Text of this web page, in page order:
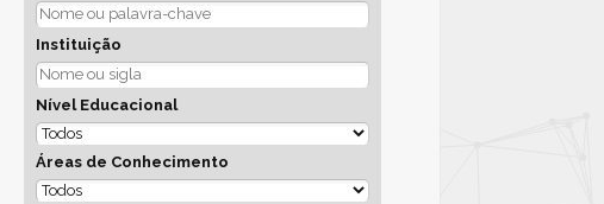
Instituição
Nível Educacional
Áreas de Conhecimento